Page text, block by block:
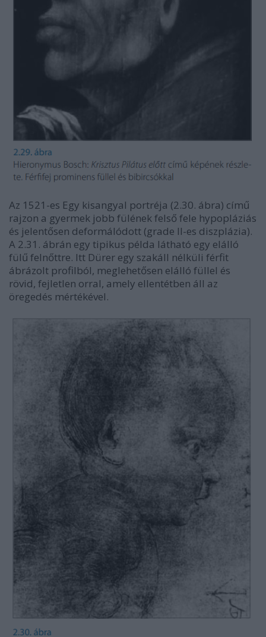
Az 1521-es Egy kisangyal portréja (2.30. ábra) című
rajzon a gyermek jobb fülének felső fele hypopláziás
és jelentősen deformálódott (grade II-es diszplázia).
A 2.31. ábrán egy tipikus példa látható egy elálló
fülű felnőttre. Itt Dürer egy szakáll nélküli férfit
ábrázolt profilból, meglehetősen elálló füllel és
rövid, fejletlen orral, amely ellentétben áll az
öregedés mértékével.